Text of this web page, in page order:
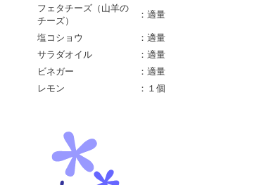
フェタチーズ（山羊の
チーズ）
：適量
塩コショウ
：適量
サラダオイル
：適量
ビネガー
：適量
レモン
：１個